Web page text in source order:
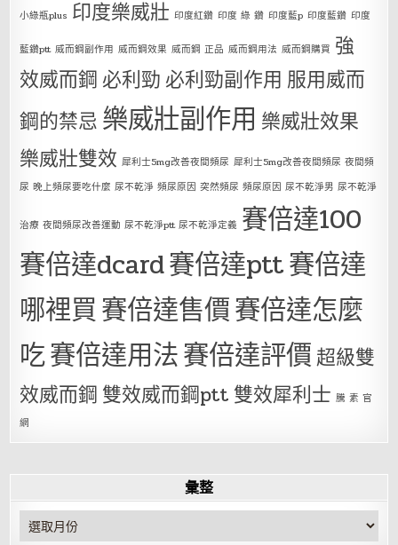
小綠瓶plus 印度樂威壯 印度紅鑽 印度 綠 鑽 印度藍p 印度藍鑽 印度
藍鑽ptt 威而鋼副作用 威而鋼效果 威而鋼 正品 威而鋼用法 威而鋼購買 強
效威而鋼 必利勁 必利勁副作用 服用威而
鋼的禁忌 樂威壯副作用 樂威壯效果
樂威壯雙效 犀利士5mg改善夜間頻尿 犀利士5mg改善夜間頻尿 夜間頻
尿 晚上頻尿要吃什麼 尿不乾淨 頻尿原因 突然頻尿 頻尿原因 尿不乾淨男 尿不乾淨
治療 夜間頻尿改善運動 尿不乾淨ptt 尿不乾淨定義 賽倍達100
賽倍達dcard賽倍達ptt賽倍達
哪裡買賽倍達售價賽倍達怎麼
吃賽倍達用法賽倍達評價超級雙
效威而鋼 雙效威而鋼ptt 雙效犀利士 騰 素 官
網
彙整
彙
整